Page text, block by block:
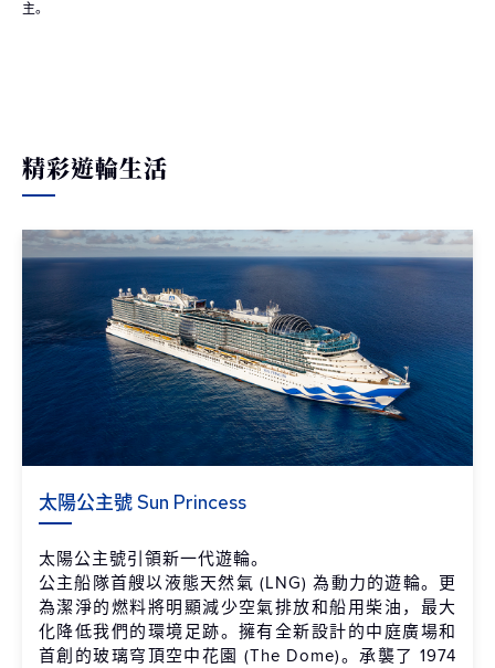
主。
精彩遊輪生活
太陽公主號 Sun Princess
太陽公主號引領新一代遊輪。
公主船隊首艘以液態天然氣 (LNG) 為動力的遊輪。更
為潔淨的燃料將明顯減少空氣排放和船用柴油，最大
化降低我們的環境足跡。擁有全新設計的中庭廣場和
首創的玻璃穹頂空中花園 (The Dome)。承襲了 1974